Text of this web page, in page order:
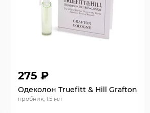
275 ₽
Одеколон Truefitt & Hill Grafton
пробник, 1.5 мл